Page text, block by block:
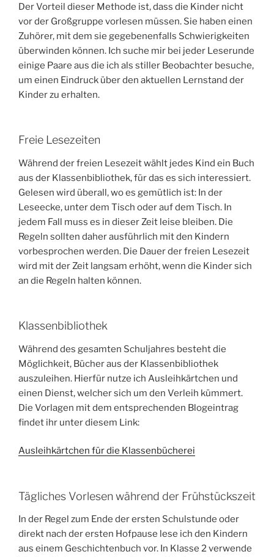
Der Vorteil dieser Methode ist, dass die Kinder nicht
vor der Großgruppe vorlesen müssen. Sie haben einen
Zuhörer, mit dem sie gegebenenfalls Schwierigkeiten
überwinden können. Ich suche mir bei jeder Leserunde
einige Paare aus die ich als stiller Beobachter besuche,
um einen Eindruck über den aktuellen Lernstand der
Kinder zu erhalten.
Freie Lesezeiten
Während der freien Lesezeit wählt jedes Kind ein Buch
aus der Klassenbibliothek, für das es sich interessiert.
Gelesen wird überall, wo es gemütlich ist: In der
Leseecke, unter dem Tisch oder auf dem Tisch. In
jedem Fall muss es in dieser Zeit leise bleiben. Die
Regeln sollten daher ausführlich mit den Kindern
vorbesprochen werden. Die Dauer der freien Lesezeit
wird mit der Zeit langsam erhöht, wenn die Kinder sich
an die Regeln halten können.
Klassenbibliothek
Während des gesamten Schuljahres besteht die
Möglichkeit, Bücher aus der Klassenbibliothek
auszuleihen. Hierfür nutze ich Ausleihkärtchen und
einen Dienst, welcher sich um den Verleih kümmert.
Die Vorlagen mit dem entsprechenden Blogeintrag
findet ihr unter diesem Link:
Ausleihkärtchen für die Klassenbücherei
Tägliches Vorlesen während der Frühstückszeit
In der Regel zum Ende der ersten Schulstunde oder
direkt nach der ersten Hofpause lese ich den Kindern
aus einem Geschichtenbuch vor. In Klasse 2 verwende